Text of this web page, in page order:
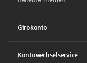
Girokonto
Kontowechselservice